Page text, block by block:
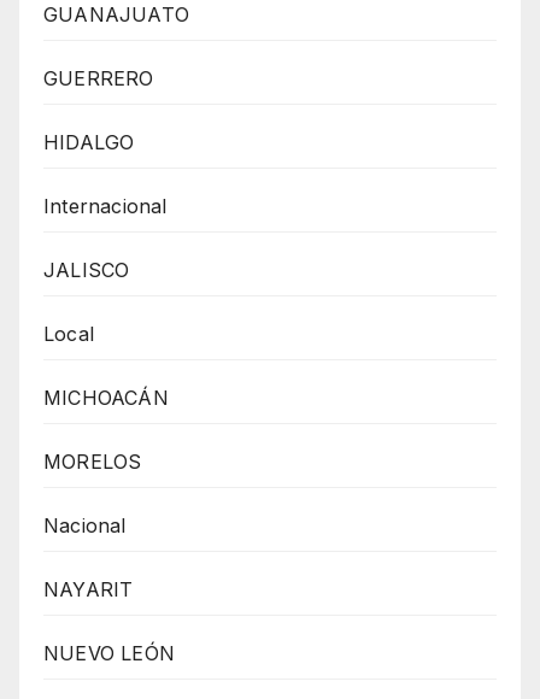
GUANAJUATO
GUERRERO
HIDALGO
Internacional
JALISCO
Local
MICHOACÁN
MORELOS
Nacional
NAYARIT
NUEVO LEÓN